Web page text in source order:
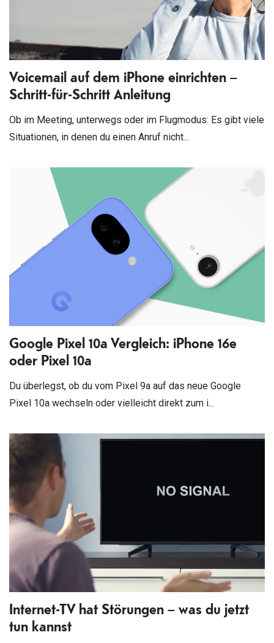
Voicemail auf dem iPhone einrichten –
Schritt-für-Schritt Anleitung
Ob im Meeting, unterwegs oder im Flugmodus: Es gibt viele
Situationen, in denen du einen Anruf nicht...
Google Pixel 10a Vergleich: iPhone 16e
oder Pixel 10a
Du überlegst, ob du vom Pixel 9a auf das neue Google
Pixel 10a wechseln oder vielleicht direkt zum i...
Internet-TV hat Störungen – was du jetzt
tun kannst